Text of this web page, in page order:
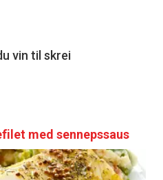
vin til skrei
med sennepssaus